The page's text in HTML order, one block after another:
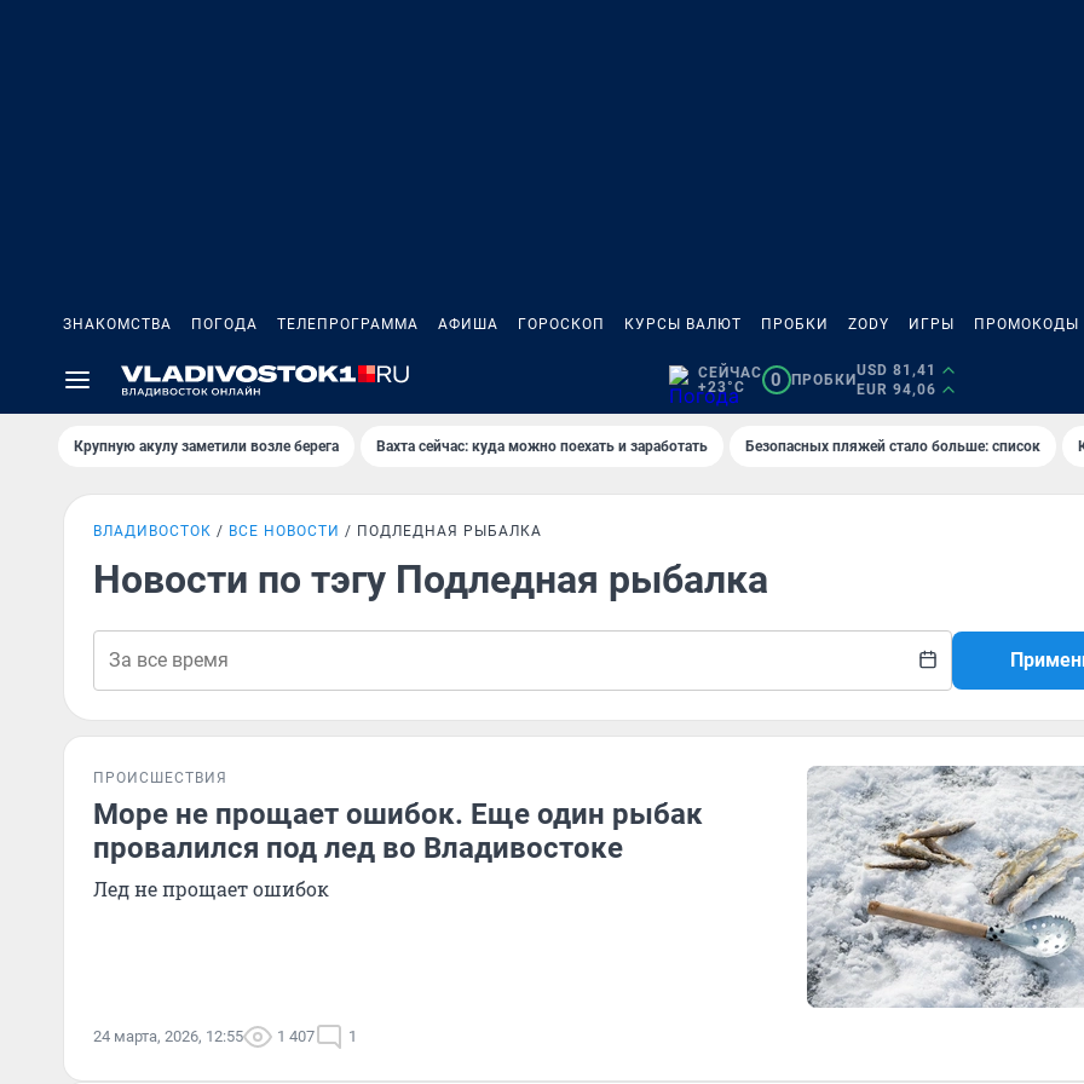
ЗНАКОМСТВА ПОГОДА ТЕЛЕПРОГРАММА АФИША ГОРОСКОП КУРСЫ ВАЛЮТ ПРОБКИ ZODY ИГРЫ ПРОМОКОДЫ
СЕЙЧАС
+23°C
0 ПРОБКИ
USD 81,41
EUR 94,06
Крупную акулу заметили возле берега Вахта сейчас: куда можно поехать и заработать Безопасных пляжей стало больше: список
ВЛАДИВОСТОК ВСЕ НОВОСТИ ПОДЛЕДНАЯ РЫБАЛКА
Новости по тэгу Подледная рыбалка
ПРОИСШЕСТВИЯ
Море не прощает ошибок. Еще один рыбак
провалился под лед во Владивостоке
Лед не прощает ошибок
24 марта, 2026, 12:55 1 407 1